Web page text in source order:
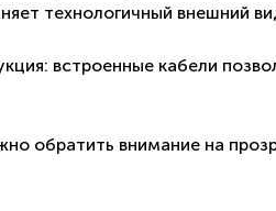
технологичный внешний
встроенные кабели
обратить внимание на